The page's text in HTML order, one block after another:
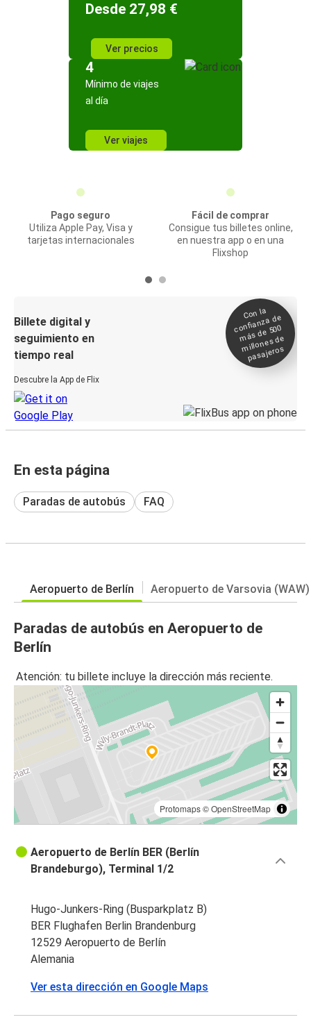
Desde 27,98 €
Ver precios
4
Mínimo de viajes
al día
Ver viajes
Pago seguro
Utiliza Apple Pay, Visa y
tarjetas internacionales
Fácil de comprar
Consigue tus billetes online,
en nuestra app o en una
Flixshop
Billete digital y
seguimiento en
tiempo real
Descubre la App de Flix
Con la
confianza de
más de 500
millones de
pasajeros
En esta página
Paradas de autobús FAQ
Aeropuerto de Berlín Aeropuerto de Varsovia (WAW)
Paradas de autobús en Aeropuerto de
Berlín
Atención: tu billete incluye la dirección más reciente.
Protomaps©OpenStreetMap
Aeropuerto de Berlín BER (Berlín
Brandeburgo), Terminal 1/2
Hugo-Junkers-Ring (Busparkplatz B)
BER Flughafen Berlin Brandenburg
12529 Aeropuerto de Berlín
Alemania
Ver esta dirección en Google Maps